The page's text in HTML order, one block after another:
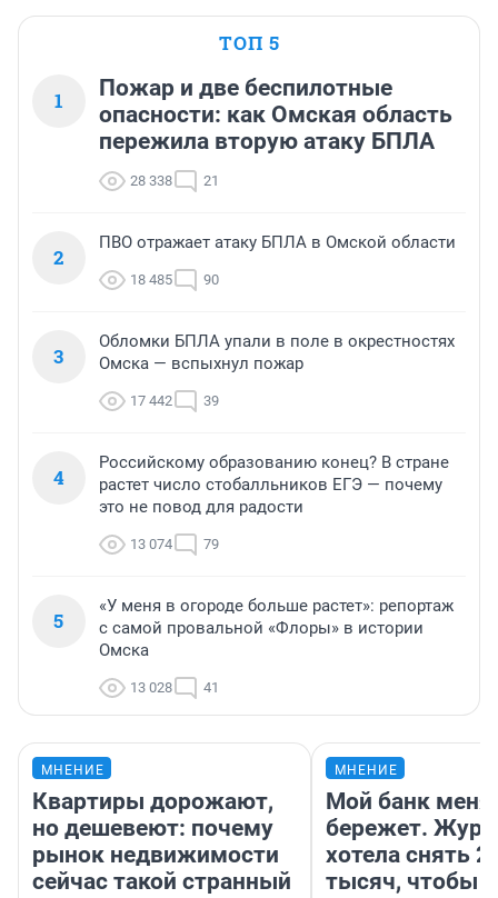
ТОП 5
1
Пожар и две беспилотные
опасности: как Омская область
пережила вторую атаку БПЛА
28 338 21
2
ПВО отражает атаку БПЛА в Омской области
18 485 90
3
Обломки БПЛА упали в поле в окрестностях
Омска — вспыхнул пожар
17 442 39
4
Российскому образованию конец? В стране
растет число стобалльников ЕГЭ — почему
это не повод для радости
13 074 79
5
«У меня в огороде больше растет»: репортаж
с самой провальной «Флоры» в истории
Омска
13 028 41
МНЕНИЕ
Квартиры дорожают,
но дешевеют: почему
рынок недвижимости
сейчас такой странный
МНЕНИЕ
Мой банк меня
бережет.
хотела снять
тысяч, чтобы